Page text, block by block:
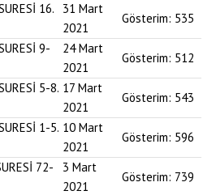
16.
31 Mart
2021
Gösterim: 535
9-
24 Mart
2021
Gösterim: 512
5-8. 17 Mart
2021
Gösterim: 543
1-5. 10 Mart
2021
Gösterim: 596
72-
3 Mart
2021
Gösterim: 739